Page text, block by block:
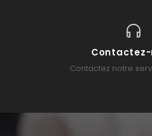
Contactez-
Contactez notre